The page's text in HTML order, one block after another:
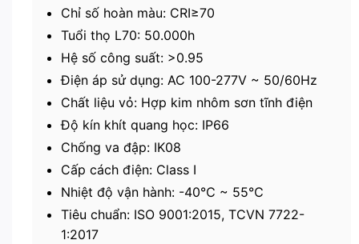
Chỉ số hoàn màu: CRI≥70
Tuổi thọ L70: 50.000h
Hệ số công suất: >0.95
Điện áp sử dụng: AC 100-277V ~ 50/60Hz
Chất liệu vỏ: Hợp kim nhôm sơn tĩnh điện
Độ kín khít quang học: IP66
Chống va đập: IK08
Cấp cách điện: Class I
Nhiệt độ vận hành: -40℃ ~ 55℃
Tiêu chuẩn: ISO 9001:2015, TCVN 7722-
1:2017